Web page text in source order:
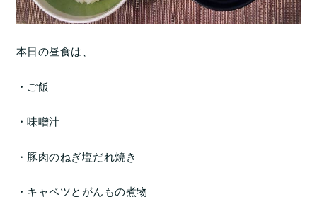
本日の昼食は、
・ご飯
・味噌汁
・豚肉のねぎ塩だれ焼き
・キャベツとがんもの煮物